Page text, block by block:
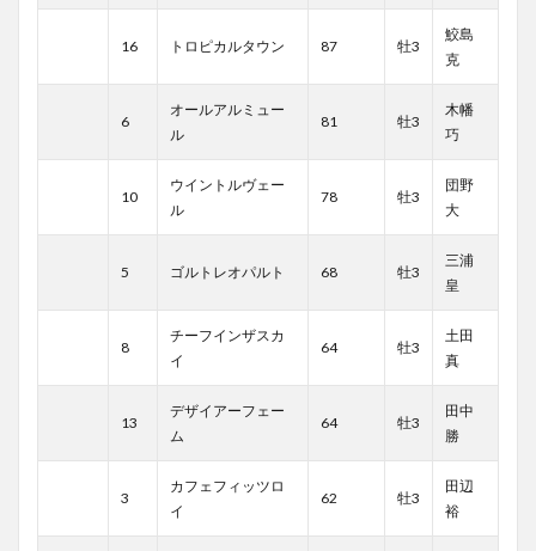
16 トロピカルタウン 87 牡3
鮫島
克
6
オールアルミュー
ル
81 牡3
木幡
巧
10
ウイントルヴェー
ル
78 牡3
団野
大
5 ゴルトレオパルト 68 牡3
三浦
皇
8
チーフインザスカ
イ
64 牡3
土田
真
13
デザイアーフェー
ム
64 牡3
田中
勝
3
カフェフィッツロ
イ
62 牡3
田辺
裕